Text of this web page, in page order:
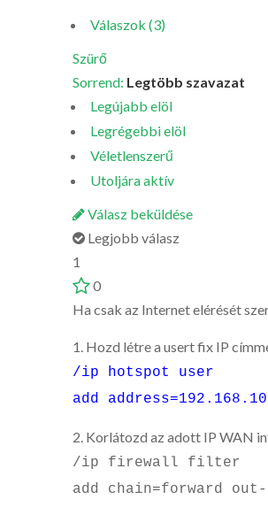
Válaszok (3)
Szürő
Sorrend: Legtöbb szavazat
Legújabb elöl
Legrégebbi elöl
Véletlenszerű
Utoljára aktív
Válasz beküldése
Legjobb válasz
1
0
Ha csak az Internet elérését
1. Hozd létre a usert fix IP
/ip hotspot user
add
2. Korlátozd az adott IP WAN
/ip firewall filter
add chain=forward